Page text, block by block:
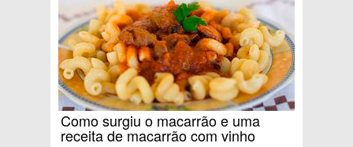
Como surgiu o macarrão e uma
receita de macarrão com vinho